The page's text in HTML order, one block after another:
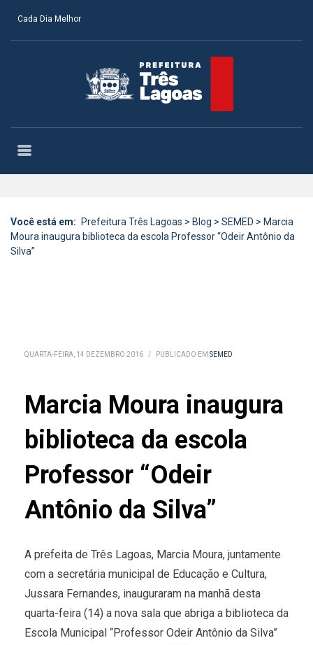
Cada Dia Melhor
Você está em: Prefeitura Três Lagoas > Blog > SEMED > Marcia
Moura inaugura biblioteca da escola Professor “Odeir Antônio da
Silva”
QUARTA-FEIRA, 14 DEZEMBRO 2016 / PUBLICADO EM SEMED
Marcia Moura inaugura
biblioteca da escola
Professor “Odeir
Antônio da Silva”
A prefeita de Três Lagoas, Marcia Moura, juntamente
com a secretária municipal de Educação e Cultura,
Jussara Fernandes, inauguraram na manhã desta
quarta-feira (14) a nova sala que abriga a biblioteca da
Escola Municipal “Professor Odeir Antônio da Silva”